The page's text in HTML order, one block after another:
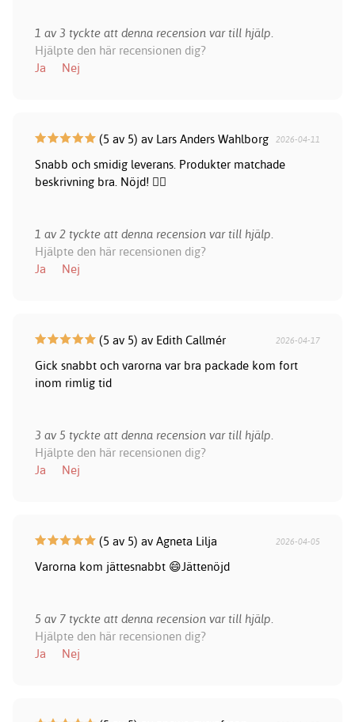
1 av 3 tyckte att denna recension var till hjälp.
Hjälpte den här recensionen dig?
Ja
Nej
(5 av 5) av Lars Anders Wahlborg 2026-04-11
Snabb och smidig leverans. Produkter matchade
beskrivning bra. Nöjd! 👍🏻
1 av 2 tyckte att denna recension var till hjälp.
Hjälpte den här recensionen dig?
Ja
Nej
(5 av 5) av Edith Callmér 2026-04-17
Gick snabbt och varorna var bra packade kom fort
inom rimlig tid
3 av 5 tyckte att denna recension var till hjälp.
Hjälpte den här recensionen dig?
Ja
Nej
(5 av 5) av Agneta Lilja 2026-04-05
Varorna kom jättesnabbt 😄Jättenöjd
5 av 7 tyckte att denna recension var till hjälp.
Hjälpte den här recensionen dig?
Ja
Nej